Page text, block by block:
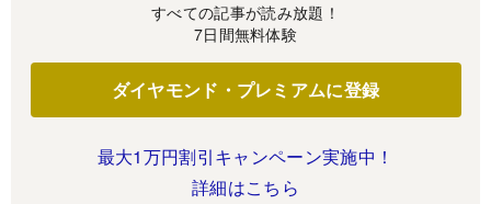
すべての記事が読み放題！
7日間無料体験
ダイヤモンド・プレミアムに登録
最大1万円割引キャンペーン実施中！
詳細はこちら